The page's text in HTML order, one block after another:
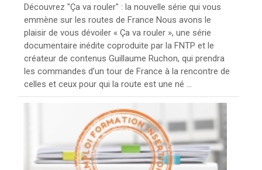
Découvrez "Ça va rouler" : la nouvelle série qui vous
emmène sur les routes de France Nous avons le
plaisir de vous dévoiler « Ça va rouler », une série
documentaire inédite coproduite par la FNTP et le
créateur de contenus Guillaume Ruchon, qui prendra
les commandes d’un tour de France à la rencontre de
celles et ceux pour qui la route est une né ...